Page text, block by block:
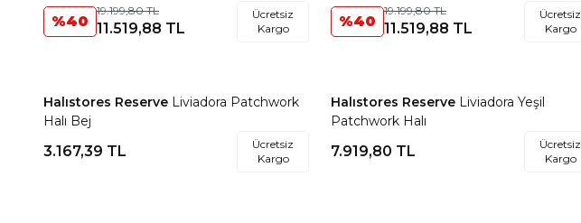
%40
19.199,80TL
11.519,88 TL
Ücretsiz
Kargo
%40
19.199,80TL
11.519,88 TL
Ücretsiz
Kargo
Favorilere Ekle
Halıstores Reserve Liviadora Patchwork
Halı Bej
3.167,39 TL
Ücretsiz
Kargo
Favorilere Ekle
Halıstores Reserve Liviadora Yeşil
Patchwork Halı
7.919,80 TL
Ücretsiz
Kargo